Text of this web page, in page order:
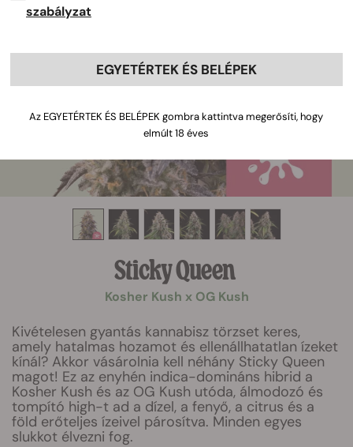
Sticky Queen
Kosher Kush x OG Kush
Kivételesen gyantás kannabisz törzset keres,
amely hatalmas hozamot és ellenállhatatlan ízeket
kínál? Akkor vásárolnia kell néhány Sticky Queen
magot! Ez az enyhén indica-domináns hibrid a
Kosher Kush és az OG Kush utóda, álmodozó és
tompító high-t ad a dízel, a fenyő, a citrus és a
föld erőteljes ízeivel párosítva. Minden egyes
slukkot élvezni fog.
szabályzat
EGYETÉRTEK ÉS BELÉPEK
Az EGYETÉRTEK ÉS BELÉPEK gombra kattintva megerősíti, hogy
elmúlt 18 éves